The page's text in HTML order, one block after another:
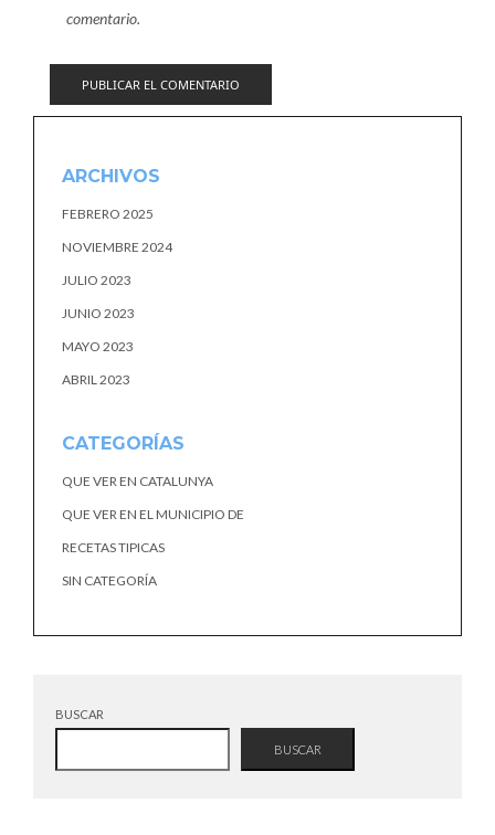
comentario.
ARCHIVOS
FEBRERO 2025
NOVIEMBRE 2024
JULIO 2023
JUNIO 2023
MAYO 2023
ABRIL 2023
CATEGORÍAS
QUE VER EN CATALUNYA
QUE VER EN EL MUNICIPIO DE
RECETAS TIPICAS
SIN CATEGORÍA
BUSCAR
BUSCAR